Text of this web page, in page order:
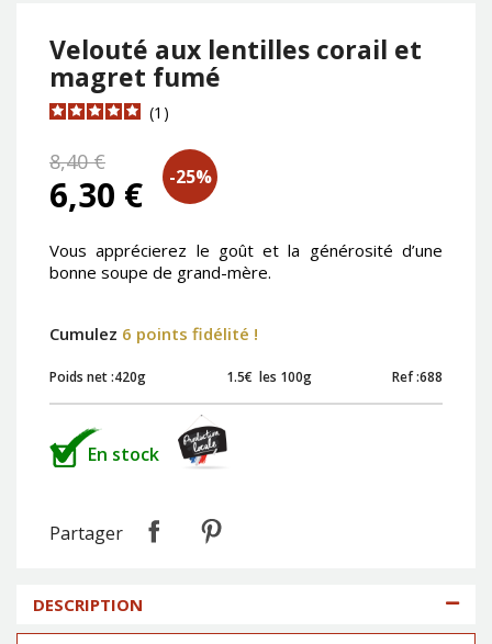
Velouté aux lentilles corail et
magret fumé
1
8,40 €
6,30 € -25%
Vous apprécierez le goût et la générosité d’une
bonne soupe de grand-mère.
Cumulez 6 points fidélité !
Poids net :420g 1.5€ les 100g Ref :688
En stock
Partager
DESCRIPTION